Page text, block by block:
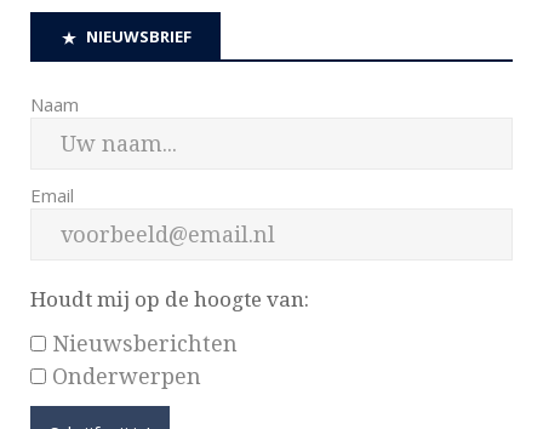
NIEUWSBRIEF
Naam
Email
Houdt mij op de hoogte van:
Nieuwsberichten
Onderwerpen